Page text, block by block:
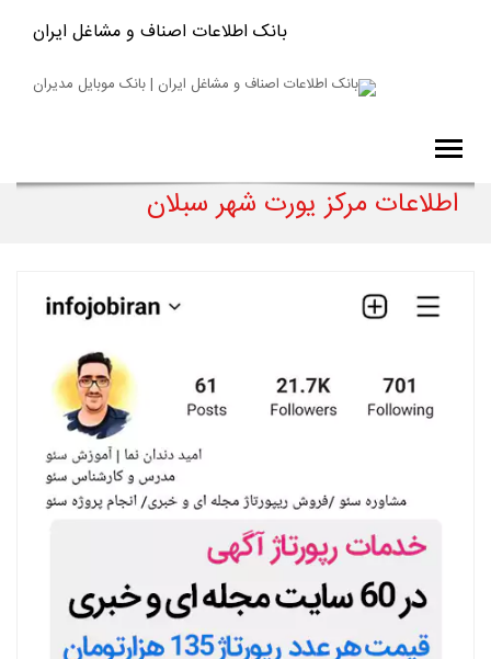
بانک اطلاعات اصناف و مشاغل ایران
اطلاعات مرکز یورت شهر سبلان